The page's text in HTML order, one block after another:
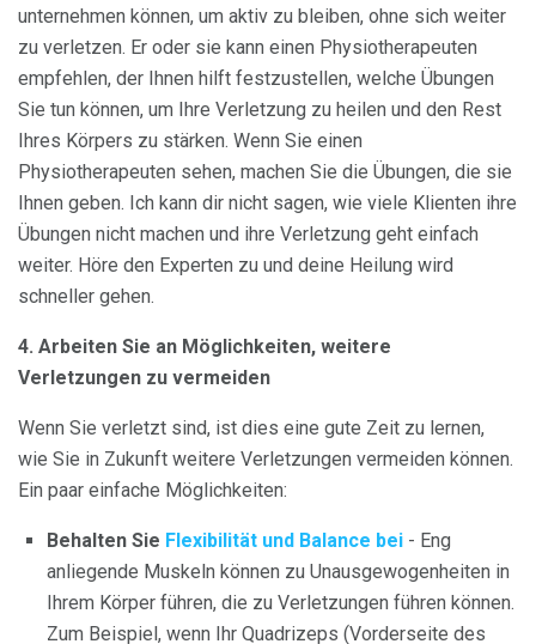
unternehmen können, um aktiv zu bleiben, ohne sich weiter
zu verletzen. Er oder sie kann einen Physiotherapeuten
empfehlen, der Ihnen hilft festzustellen, welche Übungen
Sie tun können, um Ihre Verletzung zu heilen und den Rest
Ihres Körpers zu stärken. Wenn Sie einen
Physiotherapeuten sehen, machen Sie die Übungen, die sie
Ihnen geben. Ich kann dir nicht sagen, wie viele Klienten ihre
Übungen nicht machen und ihre Verletzung geht einfach
weiter. Höre den Experten zu und deine Heilung wird
schneller gehen.
4. Arbeiten Sie an Möglichkeiten, weitere
Verletzungen zu vermeiden
Wenn Sie verletzt sind, ist dies eine gute Zeit zu lernen,
wie Sie in Zukunft weitere Verletzungen vermeiden können.
Ein paar einfache Möglichkeiten:
Behalten Sie Flexibilität und Balance bei - Eng
anliegende Muskeln können zu Unausgewogenheiten in
Ihrem Körper führen, die zu Verletzungen führen können.
Zum Beispiel, wenn Ihr Quadrizeps (Vorderseite des